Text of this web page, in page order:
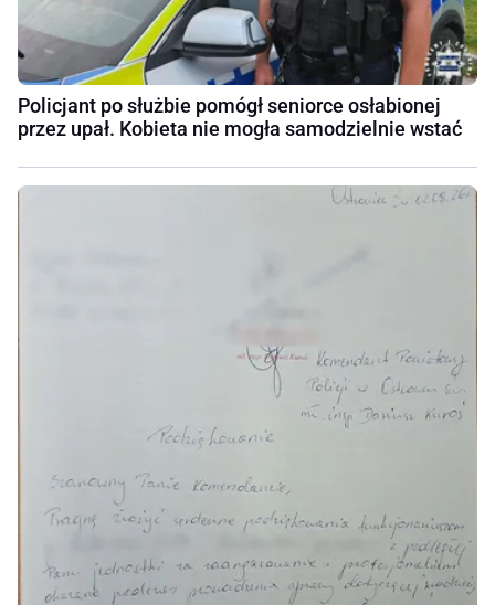
Policjant po służbie pomógł seniorce osłabionej
przez upał. Kobieta nie mogła samodzielnie wstać